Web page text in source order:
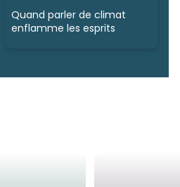
Quand parler de climat
enflamme les esprits